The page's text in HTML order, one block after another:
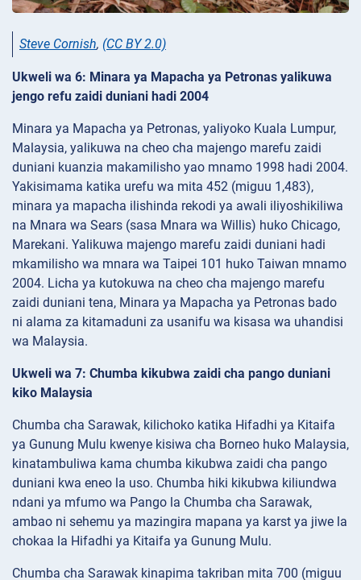
Steve Cornish, (CC BY 2.0)
Ukweli wa 6: Minara ya Mapacha ya Petronas yalikuwa
jengo refu zaidi duniani hadi 2004
Minara ya Mapacha ya Petronas, yaliyoko Kuala Lumpur,
Malaysia, yalikuwa na cheo cha majengo marefu zaidi
duniani kuanzia makamilisho yao mnamo 1998 hadi 2004.
Yakisimama katika urefu wa mita 452 (miguu 1,483),
minara ya mapacha ilishinda rekodi ya awali iliyoshikiliwa
na Mnara wa Sears (sasa Mnara wa Willis) huko Chicago,
Marekani. Yalikuwa majengo marefu zaidi duniani hadi
mkamilisho wa mnara wa Taipei 101 huko Taiwan mnamo
2004. Licha ya kutokuwa na cheo cha majengo marefu
zaidi duniani tena, Minara ya Mapacha ya Petronas bado
ni alama za kitamaduni za usanifu wa kisasa wa uhandisi
wa Malaysia.
Ukweli wa 7: Chumba kikubwa zaidi cha pango duniani
kiko Malaysia
Chumba cha Sarawak, kilichoko katika Hifadhi ya Kitaifa
ya Gunung Mulu kwenye kisiwa cha Borneo huko Malaysia,
kinatambuliwa kama chumba kikubwa zaidi cha pango
duniani kwa eneo la uso. Chumba hiki kikubwa kiliundwa
ndani ya mfumo wa Pango la Chumba cha Sarawak,
ambao ni sehemu ya mazingira mapana ya karst ya jiwe la
chokaa la Hifadhi ya Kitaifa ya Gunung Mulu.
Chumba cha Sarawak kinapima takriban mita 700 (miguu